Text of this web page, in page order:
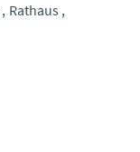
Rathaus